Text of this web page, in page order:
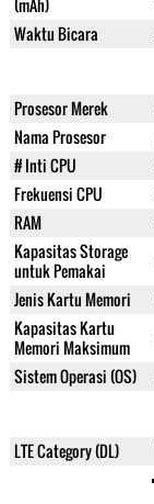
(mAh)
Waktu Bicara
Prosesor Merek
Nama Prosesor
# Inti CPU
Frekuensi CPU
RAM
Kapasitas Storage
untuk Pemakai
Jenis Kartu Memori
Kapasitas Kartu
Memori Maksimum
Sistem Operasi (OS)
LTE Category (DL)